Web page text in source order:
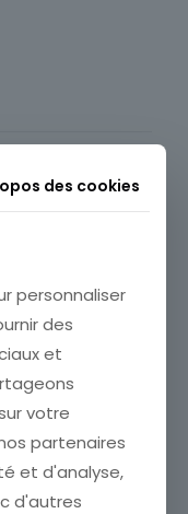
POSTALE
des cookies
personnaliser
des
et
votre
partenaires
et d'analyse,
d'autres